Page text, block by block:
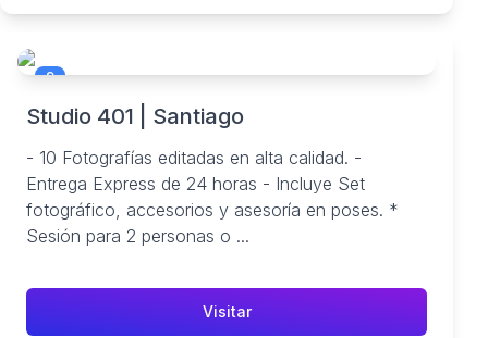
9
Studio 401 | Santiago
- 10 Fotografías editadas en alta calidad. -
Entrega Express de 24 horas - Incluye Set
fotográfico, accesorios y asesoría en poses. *
Sesión para 2 personas o ...
Visitar